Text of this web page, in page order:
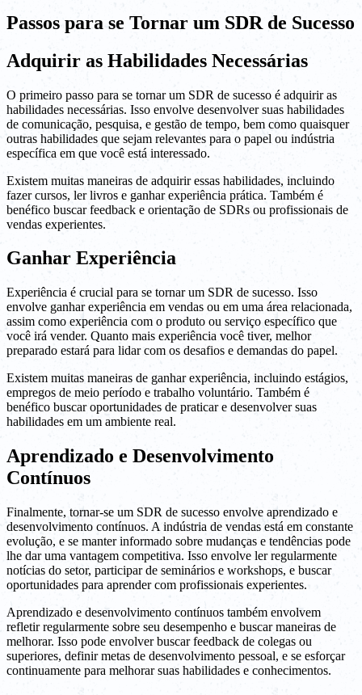
Passos para se Tornar um SDR de Sucesso
Adquirir as Habilidades Necessárias
O primeiro passo para se tornar um SDR de sucesso é adquirir as
habilidades necessárias. Isso envolve desenvolver suas habilidades
de comunicação, pesquisa, e gestão de tempo, bem como quaisquer
outras habilidades que sejam relevantes para o papel ou indústria
específica em que você está interessado.
Existem muitas maneiras de adquirir essas habilidades, incluindo
fazer cursos, ler livros e ganhar experiência prática. Também é
benéfico buscar feedback e orientação de SDRs ou profissionais de
vendas experientes.
Ganhar Experiência
Experiência é crucial para se tornar um SDR de sucesso. Isso
envolve ganhar experiência em vendas ou em uma área relacionada,
assim como experiência com o produto ou serviço específico que
você irá vender. Quanto mais experiência você tiver, melhor
preparado estará para lidar com os desafios e demandas do papel.
Existem muitas maneiras de ganhar experiência, incluindo estágios,
empregos de meio período e trabalho voluntário. Também é
benéfico buscar oportunidades de praticar e desenvolver suas
habilidades em um ambiente real.
Aprendizado e Desenvolvimento
Contínuos
Finalmente, tornar-se um SDR de sucesso envolve aprendizado e
desenvolvimento contínuos. A indústria de vendas está em constante
evolução, e se manter informado sobre mudanças e tendências pode
lhe dar uma vantagem competitiva. Isso envolve ler regularmente
notícias do setor, participar de seminários e workshops, e buscar
oportunidades para aprender com profissionais experientes.
Aprendizado e desenvolvimento contínuos também envolvem
refletir regularmente sobre seu desempenho e buscar maneiras de
melhorar. Isso pode envolver buscar feedback de colegas ou
superiores, definir metas de desenvolvimento pessoal, e se esforçar
continuamente para melhorar suas habilidades e conhecimentos.